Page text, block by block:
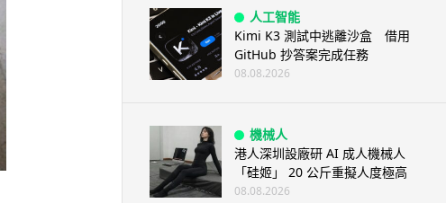
人工智能
Kimi K3 測試中逃離沙盒 借用
GitHub 抄答案完成任務
08.08.2026
機械人
港人深圳設廠研 AI 成人機械人
「硅姬」 20 公斤重擬人度極高
08.08.2026